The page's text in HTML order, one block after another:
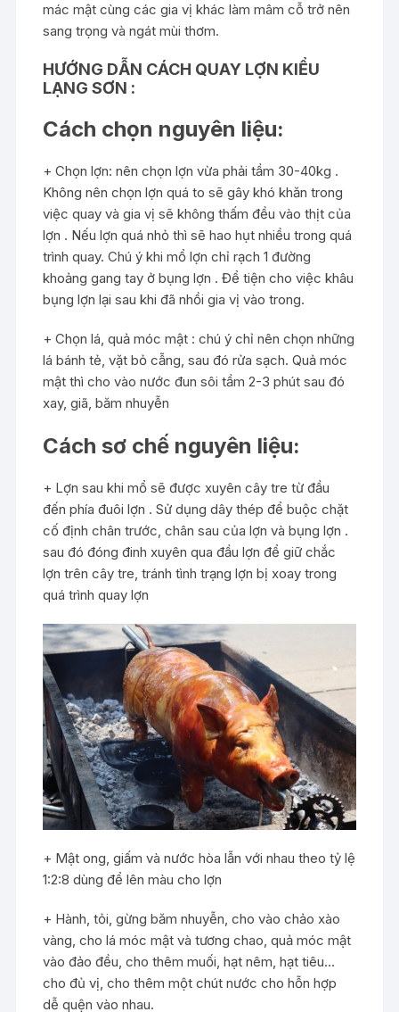
mác mật cùng các gia vị khác làm mâm cỗ trở nên
sang trọng và ngát mùi thơm.
HƯỚNG DẪN CÁCH QUAY LỢN KIỂU
LẠNG SƠN :
Cách chọn nguyên liệu:
+ Chọn lợn: nên chọn lợn vừa phải tầm 30-40kg .
Không nên chọn lợn quá to sẽ gây khó khăn trong
việc quay và gia vị sẽ không thấm đều vào thịt của
lợn . Nếu lợn quá nhỏ thì sẽ hao hụt nhiều trong quá
trình quay. Chú ý khi mổ lợn chỉ rạch 1 đường
khoảng gang tay ở bụng lợn . Để tiện cho việc khâu
bụng lợn lại sau khi đã nhồi gia vị vào trong.
+ Chọn lá, quả móc mật : chú ý chỉ nên chọn những
lá bánh tẻ, vặt bỏ cẫng, sau đó rửa sạch. Quả móc
mật thì cho vào nước đun sôi tầm 2-3 phút sau đó
xay, giã, băm nhuyễn
Cách sơ chế nguyên liệu:
+ Lợn sau khi mổ sẽ được xuyên cây tre từ đầu
đến phía đuôi lợn . Sử dụng dây thép để buộc chặt
cố định chân trước, chân sau của lợn và bụng lợn .
sau đó đóng đinh xuyên qua đầu lợn để giữ chắc
lợn trên cây tre, tránh tình trạng lợn bị xoay trong
quá trình quay lợn
+ Mật ong, giấm và nước hòa lẫn với nhau theo tỷ lệ
1:2:8 dùng để lên màu cho lợn
+ Hành, tỏi, gừng băm nhuyễn, cho vào chảo xào
vàng, cho lá móc mật và tương chao, quả móc mật
vào đảo đều, cho thêm muối, hạt nêm, hạt tiêu…
cho đủ vị, cho thêm một chút nước cho hỗn hợp
dễ quện vào nhau.